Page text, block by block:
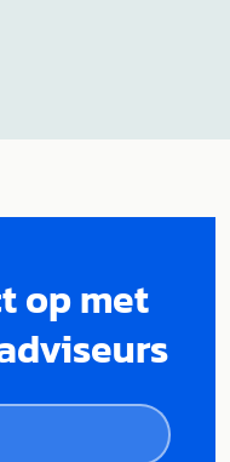
op met